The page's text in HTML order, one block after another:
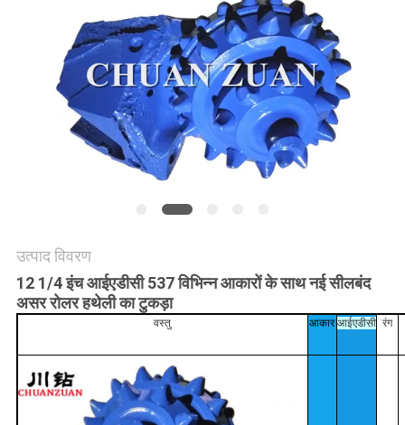
साइटमैप
PRIVACY
POLICY
उत्पाद विवरण
12 1/4 इंच आईएडीसी 537 विभिन्न आकारों के साथ नई सीलबंद
असर रोलर हथेली का टुकड़ा
वस्तु आकारआईएडीसी रंग